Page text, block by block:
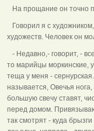
На прощание он точно
Говорил я с
художеств. Человек он
- Недавно,- говорит, -
то марийцы моркинские,
теща у меня -
называется, Овечья
большую свечу ставят,
перед домом.
так смотрят - куда